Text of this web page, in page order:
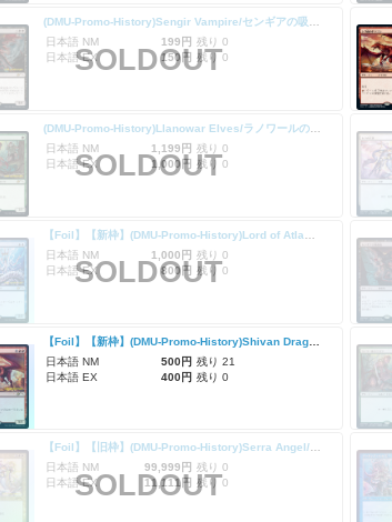
(DMU-Promo-History)Sengir Vampire/センギアの吸血鬼
日本語 NM
199円 残り 0
日本語 EX
150円 残り 0
SOLDOUT
日本語 NM
1,199円 残り 0
日本語 EX
1,000円 残り 0
SOLDOUT
日本語 NM
1,000円 残り 0
日本語 EX
800円 残り 0
SOLDOUT
日本語 NM
500円 残り 21
日本語 EX
400円 残り 0
【Foil】【旧枠】(DMU-Promo-History)Serra Angel/セラの天使
日本語 NM
99,999円 残り 0
日本語 EX
11,111円 残り 0
SOLDOUT